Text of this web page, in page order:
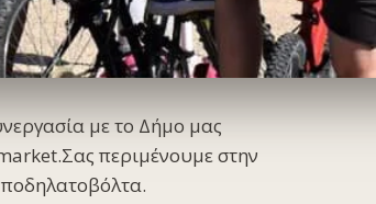
με το Δήμο μας
περιμένουμε στην